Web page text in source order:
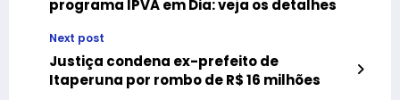
programa IPVA em Dia: veja os detalhes
Next post
Justiça condena ex-prefeito de
Itaperuna por rombo de R$ 16 milhões